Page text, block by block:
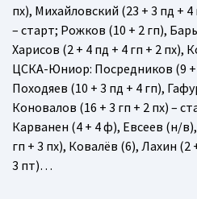
пх), Михайловский (23 + 3 пд +
– старт; Рожков (10 + 2 гп),
Харисов (2 + 4 пд + 4 гп + 2
ЦСКА-Юниор: Посредников (9
Походяев (10 + 3 пд + 4 гп),
Коновалов (16 + 3 гп + 2 пх) –
Карванен (4 + 4 ф), Евсеев (н/
гп + 3 пх), Ковалёв (6), Лахин (2
3 пт)…